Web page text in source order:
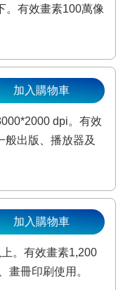
。有效畫素100萬像
dpi。有效
般出版、播放器及
加入購物車
。有效畫素1,200
畫冊印刷使用。
加入購物車